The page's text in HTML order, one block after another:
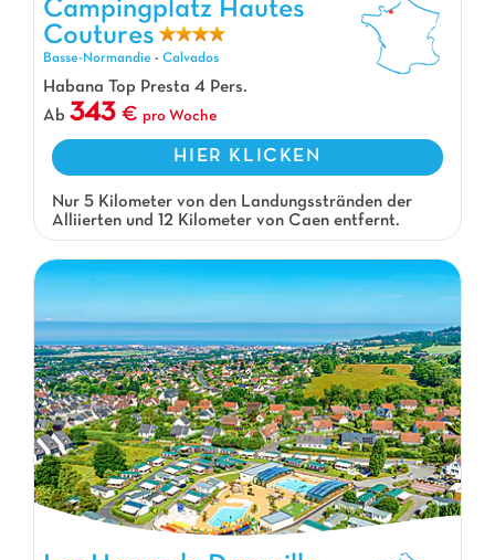
Campingplatz Hautes
Coutures
Basse-Normandie - Calvados
Habana Top Presta 4 Pers.
Ab 343 pro Woche
HIER KLICKEN
Nur 5 Kilometer von den Landungsstränden der
Alliierten und 12 Kilometer von Caen entfernt.